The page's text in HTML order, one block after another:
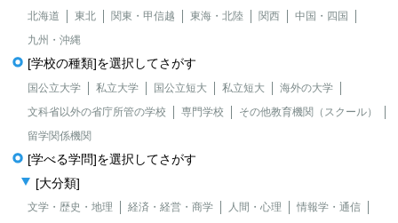
北海道 東北 関東・甲信越 東海・北陸 関西
中国・四国
九州・沖縄
[学校の種類]を選択してさがす
国公立大学 私立大学 国公立短大 私立短大
海外の大学
文科省以外の省庁所管の学校
専門学校
その他教育機関（スクール）
留学関係機関
[学べる学問]を選択してさがす
[大分類]
文学・歴史・地理 経済・経営・商学 人間・心理
情報学・通信